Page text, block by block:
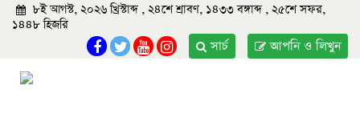
৮ই আগস্ট, ২০২৬ খ্রিস্টাব্দ , ২৪শে শ্রাবণ, ১৪৩৩ বঙ্গাব্দ , ২৫শে সফর,
১৪৪৮ হিজরি
আপনি ও লিখুন
সার্চ